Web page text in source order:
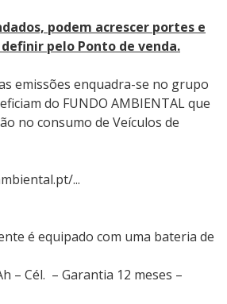
podem acrescer portes e
pelo Ponto de venda.
emissões enquadra-se no grupo
do FUNDO AMBIENTAL que
no consumo de Veículos de
...
é equipado com uma bateria de
– Cél. – Garantia 12 meses –